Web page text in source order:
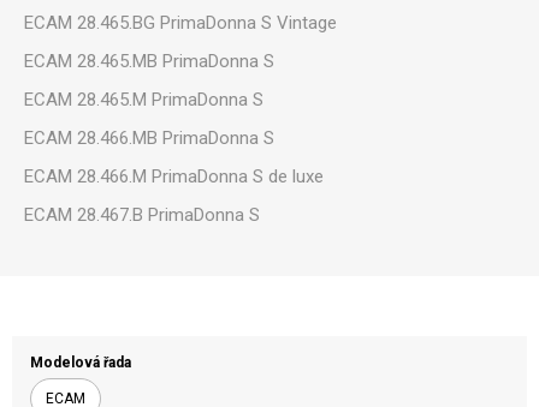
Modelová řada
ECAM
ECAM 28.465.BG PrimaDonna S Vintage
ECAM 28.465.MB PrimaDonna S
ECAM 28.465.M PrimaDonna S
ECAM 28.466.MB PrimaDonna S
ECAM 28.466.M PrimaDonna S de luxe
ECAM 28.467.B PrimaDonna S